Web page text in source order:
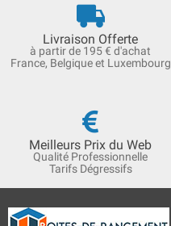
Livraison Offerte
à partir de 195 € d'achat
France, Belgique et Luxembourg
Meilleurs Prix du Web
Qualité Professionnelle
Tarifs Dégressifs